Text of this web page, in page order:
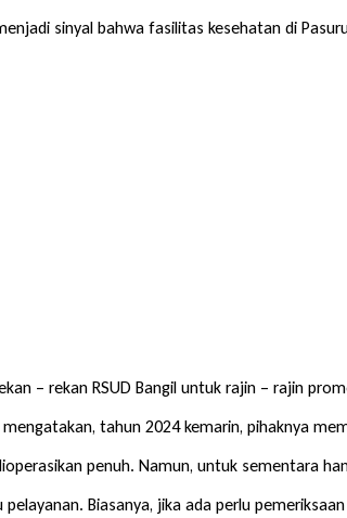
sinyal bahwa fasilitas kesehatan di
– rekan RSUD Bangil untuk rajin – rajin
mengatakan, tahun 2024 kemarin, pihaknya
penuh. Namun, untuk sementara
Biasanya, jika ada perlu